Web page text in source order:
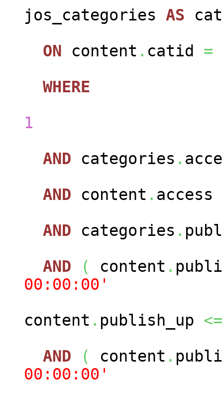
jos_categories AS
ON content . catid =
WHERE
1
AND categories .
AND content . access
AND categories .
AND
( content .
00:00:00'
content . publish_up <=
AND
( content .
00:00:00'